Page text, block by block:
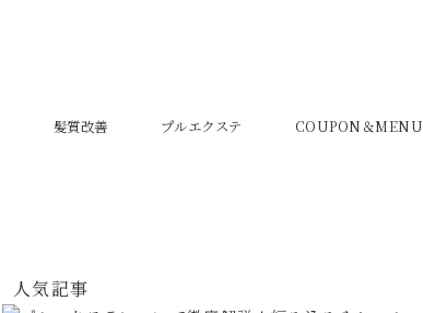
髪質改善 プルエクステ COUPON＆MENU
人気記事